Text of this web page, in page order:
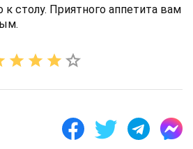
столу. Приятного аппетита вам